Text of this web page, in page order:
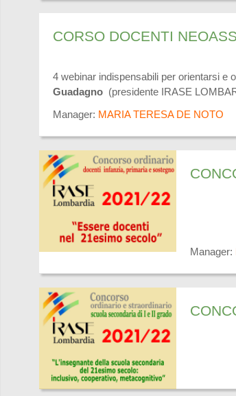
all’art. 2
Il
CORSO DOCENTI
CORSO
4 webinar indispensabili per orientarsi e
Guadagno (presidente IRASE
Manager: MARIA TERESA DE NOTO
Manager: